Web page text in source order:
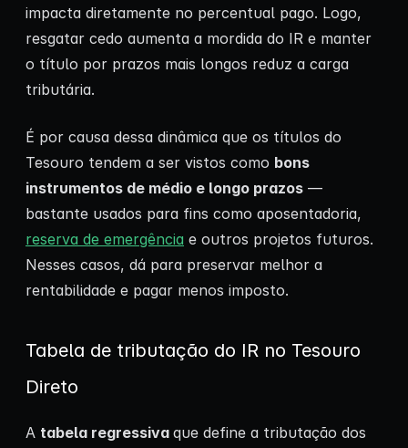
impacta diretamente no percentual pago. Logo,
resgatar cedo aumenta a mordida do IR e manter
o título por prazos mais longos reduz a carga
tributária.
É por causa dessa dinâmica que os títulos do
Tesouro tendem a ser vistos como bons
instrumentos de médio e longo prazos —
bastante usados para fins como aposentadoria,
reserva de emergência e outros projetos futuros.
Nesses casos, dá para preservar melhor a
rentabilidade e pagar menos imposto.
Tabela de tributação do IR no Tesouro
Direto
A tabela regressiva que define a tributação dos